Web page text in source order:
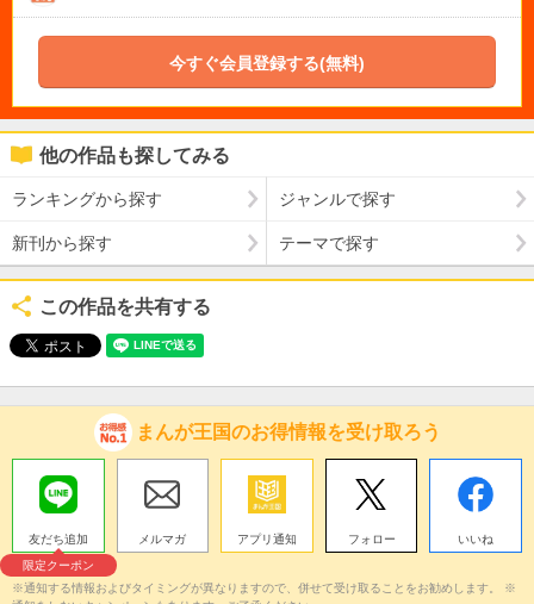
今すぐ会員登録する(無料)
他の作品も探してみる
ランキングから探す ジャンルで探す
新刊から探す テーマで探す
この作品を共有する
まんが王国のお得情報を受け取ろう
友だち追加
限定クーポン
メルマガ アプリ通知 フォロー いいね
※通知する情報およびタイミングが異なりますので、併せて受け取ることをお勧めします。 ※